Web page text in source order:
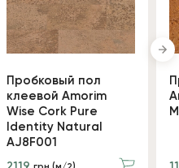
Пробковый пол
клеевой Amorim
Wise Cork Pure
Identity Natural
AJ8F001